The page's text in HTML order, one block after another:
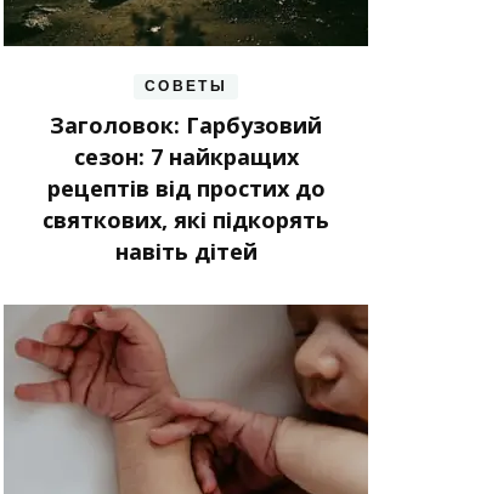
СОВЕТЫ
Заголовок: Гарбузовий
сезон: 7 найкращих
рецептів від простих до
святкових, які підкорять
навіть дітей